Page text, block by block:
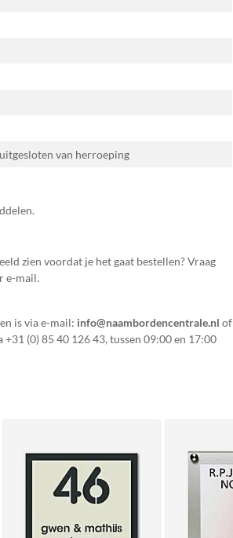
van herroeping
zien voordat je het gaat bestellen? Vraag
e-mail.
is via e-mail: info@naambordencentrale.nl of
+31 (0) 85 40 126 43, tussen 09:00 en 17:00